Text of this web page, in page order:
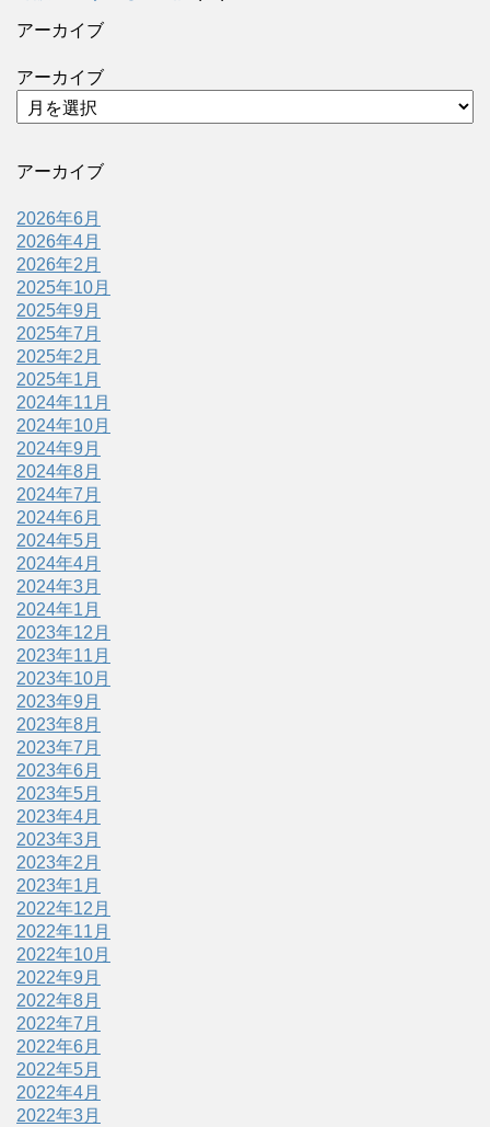
アーカイブ
アーカイブ
アーカイブ
2026年6月
2026年4月
2026年2月
2025年10月
2025年9月
2025年7月
2025年2月
2025年1月
2024年11月
2024年10月
2024年9月
2024年8月
2024年7月
2024年6月
2024年5月
2024年4月
2024年3月
2024年1月
2023年12月
2023年11月
2023年10月
2023年9月
2023年8月
2023年7月
2023年6月
2023年5月
2023年4月
2023年3月
2023年2月
2023年1月
2022年12月
2022年11月
2022年10月
2022年9月
2022年8月
2022年7月
2022年6月
2022年5月
2022年4月
2022年3月